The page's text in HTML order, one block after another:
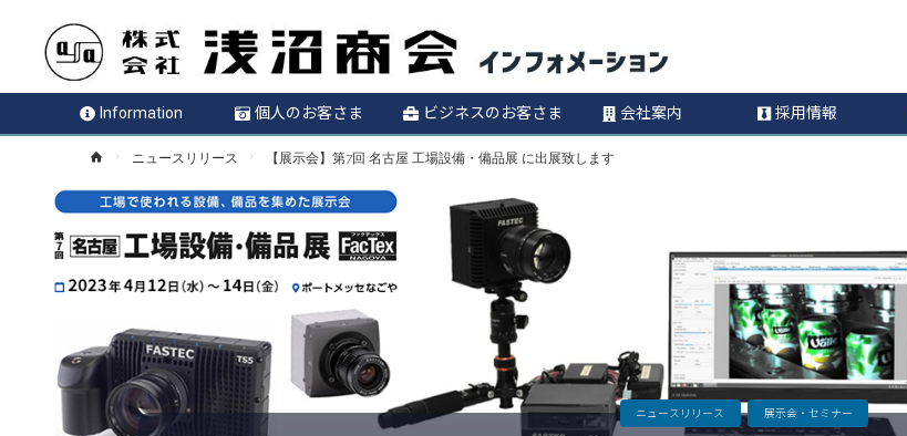
テ
へ
ス
キ
Information 個人のお客さま ビジネスのお客さま 会社案内 採用情報
ホ
ム
ニュースリリース 【展示会】第7回 名古屋 工場設備・備品展 に出展致します​
ニュースリリース 展示会・セミナー